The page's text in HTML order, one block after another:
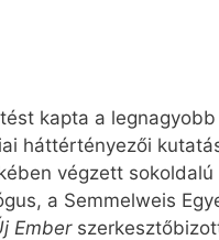
kapta a
háttértényezői
végzett
a Semmelweis
Ember